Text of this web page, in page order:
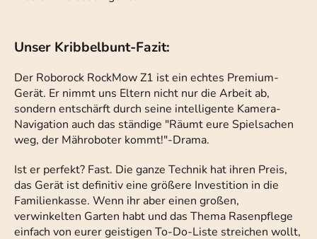
Unser Kribbelbunt-Fazit:
Der Roborock RockMow Z1 ist ein echtes Premium-
Gerät. Er nimmt uns Eltern nicht nur die Arbeit ab,
sondern entschärft durch seine intelligente Kamera-
Navigation auch das ständige "Räumt eure Spielsachen
weg, der Mähroboter kommt!"-Drama.
Ist er perfekt? Fast. Die ganze Technik hat ihren Preis,
das Gerät ist definitiv eine größere Investition in die
Familienkasse. Wenn ihr aber einen großen,
verwinkelten Garten habt und das Thema Rasenpflege
einfach von eurer geistigen To-Do-Liste streichen wollt,